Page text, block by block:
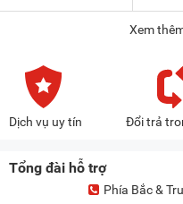
Xem
Dịch vụ uy tín Đổi trả
Tổng đài hỗ trợ
Phía Bắc &